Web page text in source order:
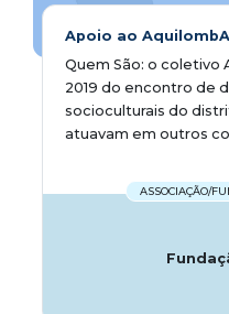
Apoio ao
Quem São: o coletivo
2019 do encontro de
socioculturais do
atuavam em outros
ASSOCIAÇÃO/